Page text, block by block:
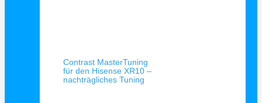
Contrast MasterTuning
für den Hisense XR10 –
nachträgliches Tuning